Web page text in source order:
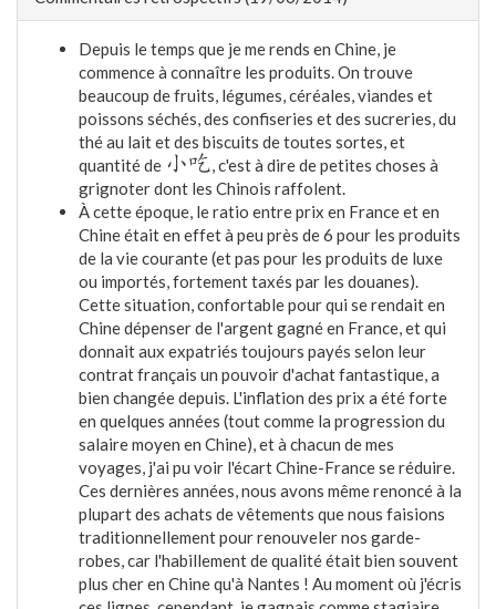
Depuis le temps que je me rends en Chine, je
commence à connaître les produits. On trouve
beaucoup de fruits, légumes, céréales, viandes et
poissons séchés, des confiseries et des sucreries, du
thé au lait et des biscuits de toutes sortes, et
quantité de 小吃, c'est à dire de petites choses à
grignoter dont les Chinois raffolent.
À cette époque, le ratio entre prix en France et en
Chine était en effet à peu près de 6 pour les produits
de la vie courante (et pas pour les produits de luxe
ou importés, fortement taxés par les douanes).
Cette situation, confortable pour qui se rendait en
Chine dépenser de l'argent gagné en France, et qui
donnait aux expatriés toujours payés selon leur
contrat français un pouvoir d'achat fantastique, a
bien changée depuis. L'inflation des prix a été forte
en quelques années (tout comme la progression du
salaire moyen en Chine), et à chacun de mes
voyages, j'ai pu voir l'écart Chine-France se réduire.
Ces dernières années, nous avons même renoncé à la
plupart des achats de vêtements que nous faisions
traditionnellement pour renouveler nos garde-
robes, car l'habillement de qualité était bien souvent
plus cher en Chine qu'à Nantes ! Au moment où j'écris